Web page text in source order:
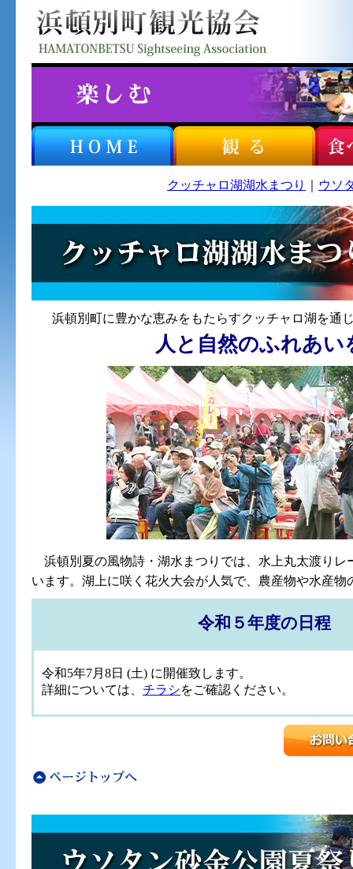
クッチャロ湖湖水まつり ウソ
浜頓別町に豊かな恵みをもたらすクッチャロ湖を通
人と自然のふれあ
浜頓別夏の風物詩・湖水まつりでは、水上丸太渡りレ
います。湖上に咲く花火大会が人気で、農産物や水産物
令和５年度の日程
令和5年7月8日 (土) に開催致します。
詳細については、 チラシをご確認ください。